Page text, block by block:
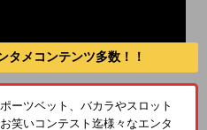
タメコンテンツ多数！！
ーツベット、バカラやスロット
笑いコンテスト迄様々なエンタ